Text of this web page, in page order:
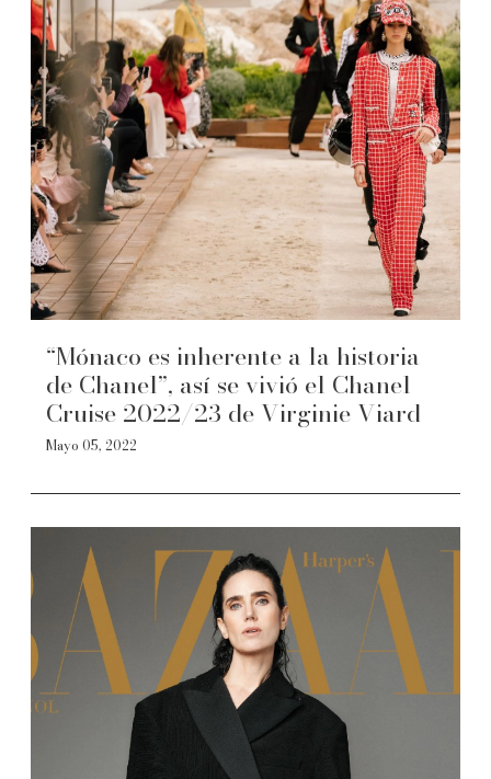
“Mónaco es inherente a la historia
de Chanel”, así se vivió el Chanel
Cruise 2022/23 de Virginie Viard
Mayo 05, 2022